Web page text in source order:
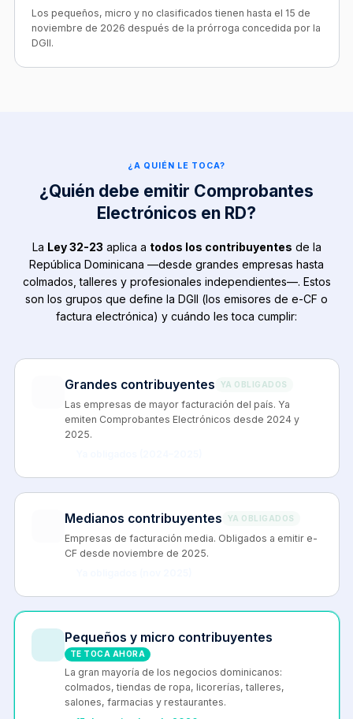
Los pequeños, micro y no clasificados tienen hasta el 15 de
noviembre de 2026 después de la prórroga concedida por la
DGII.
¿A QUIÉN LE TOCA?
¿Quién debe emitir Comprobantes
Electrónicos en RD?
La Ley 32-23 aplica a todos los contribuyentes de la
República Dominicana —desde grandes empresas hasta
colmados, talleres y profesionales independientes—. Estos
son los grupos que define la DGII (los emisores de e-CF o
factura electrónica) y cuándo les toca cumplir:
Grandes contribuyentes YA OBLIGADOS
Las empresas de mayor facturación del país. Ya
emiten Comprobantes Electrónicos desde 2024 y
2025.
Medianos contribuyentes YA OBLIGADOS
Empresas de facturación media. Obligados a emitir e-
CF desde noviembre de 2025.
Pequeños y micro contribuyentes
TE TOCA AHORA
La gran mayoría de los negocios dominicanos:
colmados, tiendas de ropa, licorerías, talleres,
salones, farmacias y restaurantes.